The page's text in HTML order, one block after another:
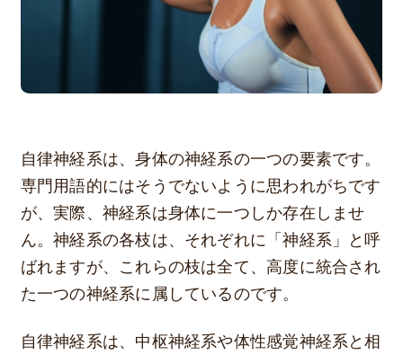
自律神経系は、身体の神経系の一つの要素です。
専門用語的にはそうでないように思われがちです
が、実際、神経系は身体に一つしか存在しませ
ん。神経系の各枝は、それぞれに「神経系」と呼
ばれますが、これらの枝は全て、高度に統合され
た一つの神経系に属しているのです。
自律神経系は、中枢神経系や体性感覚神経系と相